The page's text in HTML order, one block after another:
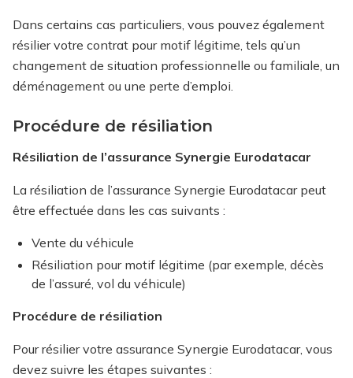
Dans certains cas particuliers, vous pouvez également
résilier votre contrat pour motif légitime, tels qu’un
changement de situation professionnelle ou familiale, un
déménagement ou une perte d’emploi.
Procédure de résiliation
Résiliation de l’assurance Synergie Eurodatacar
La résiliation de l’assurance Synergie Eurodatacar peut
être effectuée dans les cas suivants :
Vente du véhicule
Résiliation pour motif légitime (par exemple, décès
de l’assuré, vol du véhicule)
Procédure de résiliation
Pour résilier votre assurance Synergie Eurodatacar, vous
devez suivre les étapes suivantes :